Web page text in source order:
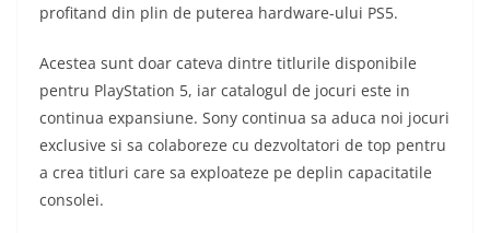
profitand din plin de puterea hardware-ului PS5.
Acestea sunt doar cateva dintre titlurile disponibile
pentru PlayStation 5, iar catalogul de jocuri este in
continua expansiune. Sony continua sa aduca noi jocuri
exclusive si sa colaboreze cu dezvoltatori de top pentru
a crea titluri care sa exploateze pe deplin capacitatile
consolei.